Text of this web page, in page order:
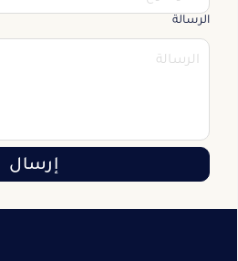
الرسالة
إرسال